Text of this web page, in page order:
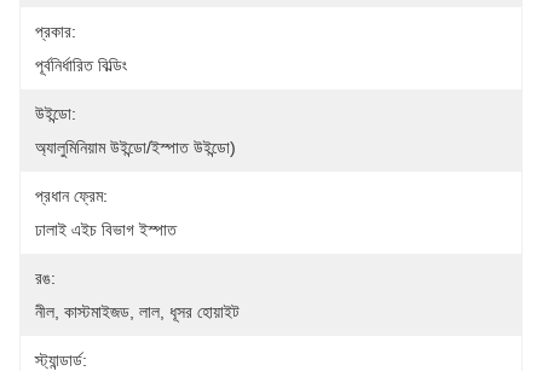
প্রকার:
পূর্বনির্ধারিত বিল্ডিং
উইন্ডো:
অ্যালুমিনিয়াম উইন্ডো/ইস্পাত উইন্ডো)
প্রধান ফ্রেম:
ঢালাই এইচ বিভাগ ইস্পাত
রঙ:
নীল, কাস্টমাইজড, লাল, ধূসর হোয়াইট
স্ট্যান্ডার্ড: